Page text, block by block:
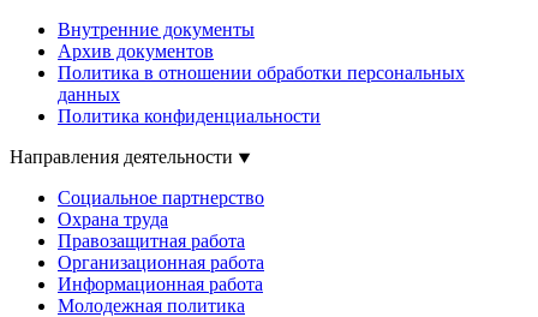
Внутренние документы
Архив документов
Политика в отношении обработки персональных
данных
Политика конфиденциальности
Направления деятельности
Социальное партнерство
Охрана труда
Правозащитная работа
Организационная работа
Информационная работа
Молодежная политика